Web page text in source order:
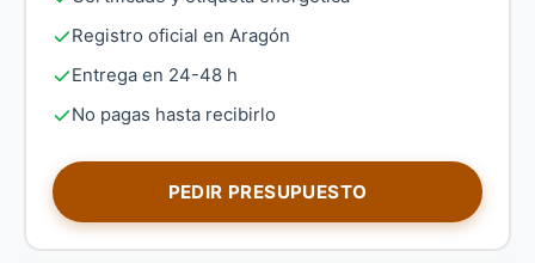
Registro oficial en Aragón
Entrega en 24-48 h
No pagas hasta recibirlo
PEDIR PRESUPUESTO